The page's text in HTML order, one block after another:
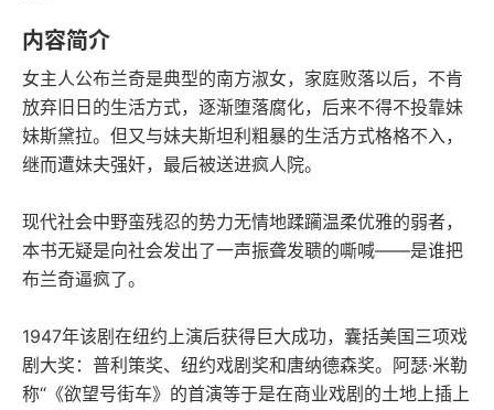
内容简介
女主人公布兰奇是典型的南方淑女，家庭败落以后，不肯
放弃旧日的生活方式，逐渐堕落腐化，后来不得不投靠妹
妹斯黛拉。但又与妹夫斯坦利粗暴的生活方式格格不入，
继而遭妹夫强奸，最后被送进疯人院。
现代社会中野蛮残忍的势力无情地蹂躏温柔优雅的弱者，
本书无疑是向社会发出了一声振聋发聩的嘶喊——是谁把
布兰奇逼疯了。
1947年该剧在纽约上演后获得巨大成功，囊括美国三项戏
剧大奖：普利策奖、纽约戏剧奖和唐纳德森奖。阿瑟·米勒
称“《欲望号街车》的首演等于是在商业戏剧的土地上插上